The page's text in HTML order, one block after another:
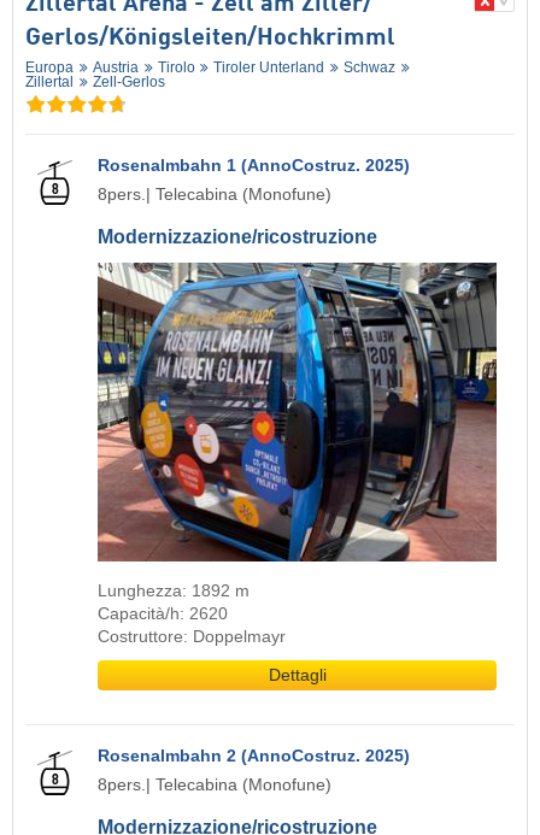
Gerlos/​Königsleiten/​Hochkrimml
Europa Austria Tirolo Tiroler Unterland
Schwaz
Zillertal
Zell-Gerlos
Rosenalmbahn 1 (AnnoCostruz. 2025)
8pers.| Telecabina (Monofune)
Modernizzazione/ricostruzione
Lunghezza: 1892 m
Capacità/h: 2620
Costruttore: Doppelmayr
Dettagli
Rosenalmbahn 2 (AnnoCostruz. 2025)
8pers.| Telecabina (Monofune)
Modernizzazione/ricostruzione